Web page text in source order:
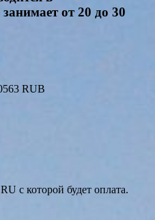
от 20 до 30
RUB
с которой будет оплата.